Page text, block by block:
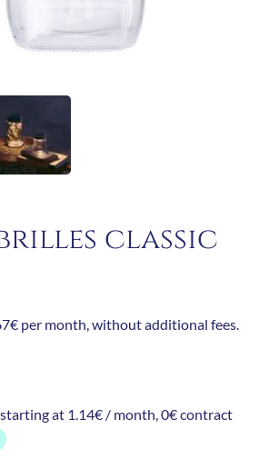
classic
per month, without additional fees.
at 1.14€ / month, 0€ contract